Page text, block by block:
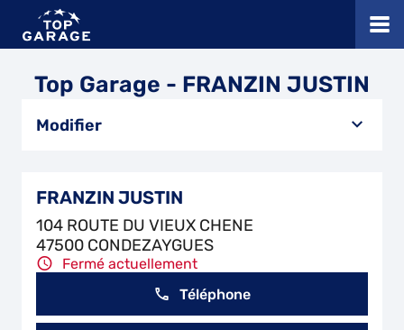
Top Garage - FRANZIN JUSTIN
Modifier
FRANZIN JUSTIN
104 ROUTE DU VIEUX CHENE
47500 CONDEZAYGUES
Fermé actuellement
Téléphone